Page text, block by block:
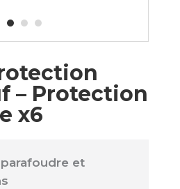
– Protection
x6
et